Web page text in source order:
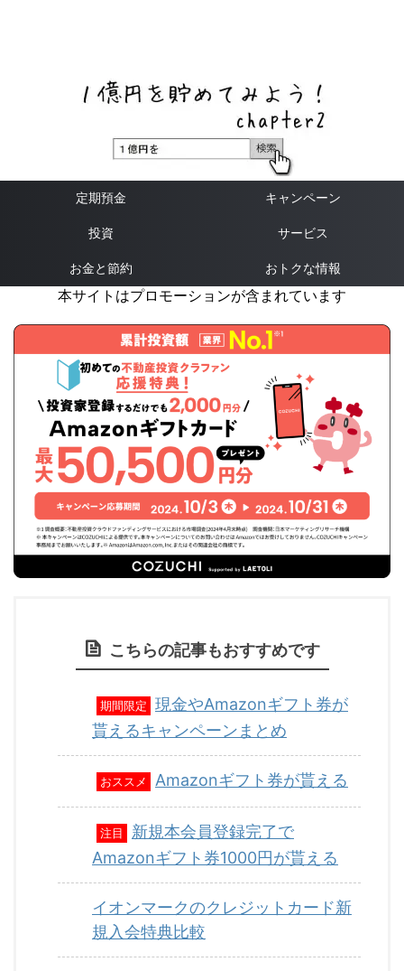
定期預金 キャンペーン
投資 サービス
お金と節約 おトクな情報
本サイトはプロモーションが含まれています
こちらの記事もおすすめです
期間限定
現金やAmazonギフト券が
貰えるキャンペーンまとめ
おススメ Amazonギフト券が貰える
注目
新規本会員登録完了で
Amazonギフト券1000円が貰える
イオンマークのクレジットカード新
規入会特典比較